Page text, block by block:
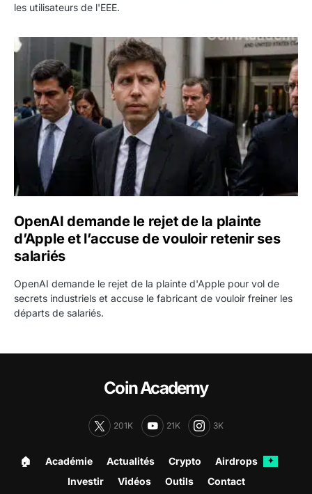
les utilisateurs de l'EEE.
OpenAI demande le rejet de la plainte d’Apple et
OpenAI demande le rejet de la plainte
d’Apple et l’accuse de vouloir retenir ses
salariés
OpenAI demande le rejet de la plainte d'Apple pour vol de
secrets industriels et accuse le fabricant de vouloir freiner les
départs de salariés.
Coin Academy
201K 21K 3K
🏠︎ Académie Actualités Crypto Airdrops ✦
Investir Vidéos Outils Contact